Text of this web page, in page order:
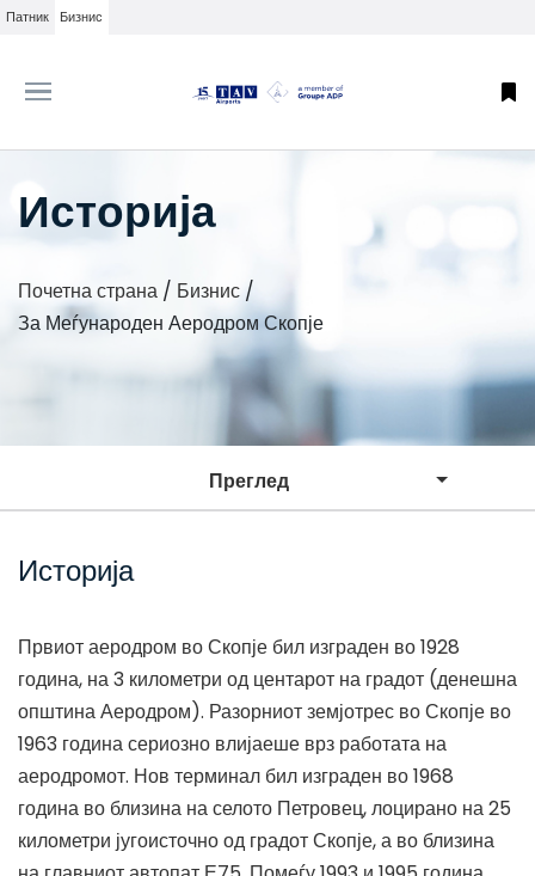
Патник Бизнис
Историја
Почетна страна / Бизнис /
За Меѓународен Аеродром Скопје
Преглед
Историја
Првиот аеродром во Скопје бил изграден во 1928
година, на 3 километри од центарот на градот (денешна
општина Аеродром). Разорниот земјотрес во Скопје во
1963 година сериозно влијаеше врз работата на
аеродромот. Нов терминал бил изграден во 1968
година во близина на селото Петровец, лоцирано на 25
километри југоисточно од градот Скопје, а во близина